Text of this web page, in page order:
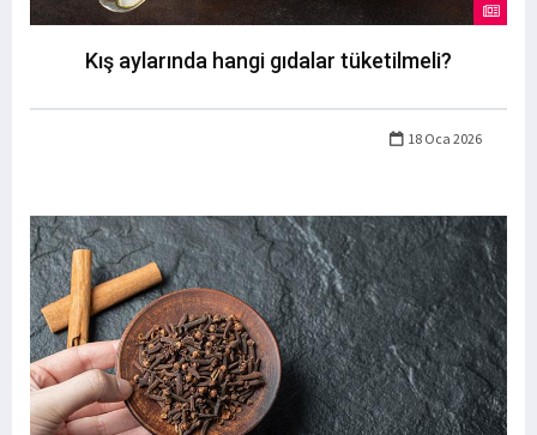
Kış aylarında hangi gıdalar tüketilmeli?
18 Oca 2026